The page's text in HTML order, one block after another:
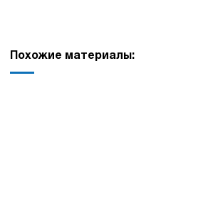
Похожие материалы: